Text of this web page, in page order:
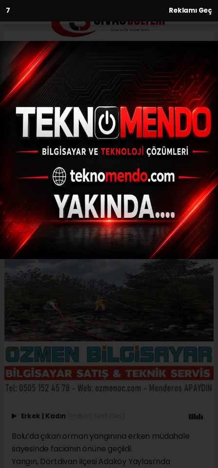
6 Reklamı Geç
Anasayfa Asayiş
Orman yangınına erken
müdahale faciayı önledi
(İHA) - İhlas Haber Ajansı | 30.08.2024 - 16:01, Güncelleme:
30.08.2024 - 15:44
Orman yangınına erken müdahale faciayı
önledi
ABONE OL
Erkek | Kadın
Bolu’da çıkan orman yangınına erken müdahale
sayesinde facianın önüne geçildi.
Yangın, Dörtdivan ilçesi Adaköy Yaylası’nda